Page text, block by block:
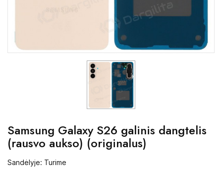
Samsung Galaxy S26 galinis dangtelis
(rausvo aukso) (originalus)
Sandėlyje: Turime